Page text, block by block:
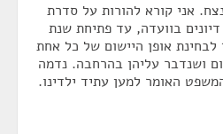
אני קורא להורות על סדרת
בוועדה, עד פתיחת שנת
לבחינת אופן היישום של כל אחת
ושנדבר עליהן בהרחבה. נדמה
האומר למען עתיד ילדינו.